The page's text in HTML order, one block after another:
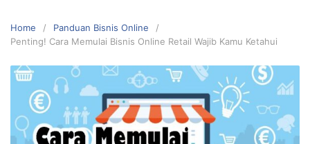
Home
Panduan Bisnis Online
Penting! Cara Memulai Bisnis Online Retail Wajib Kamu Ketahui